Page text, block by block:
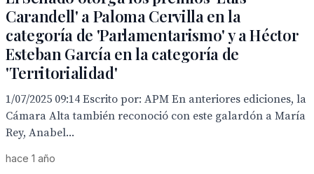
Carandell' a Paloma Cervilla en la
categoría de 'Parlamentarismo' y a Héctor
Esteban García en la categoría de
'Territorialidad'
1/07/2025 09:14 Escrito por: APM En anteriores ediciones, la
Cámara Alta también reconoció con este galardón a María
Rey, Anabel...
hace 1 año